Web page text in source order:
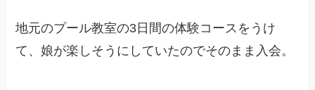
地元のプール教室の3日間の体験コースをうけ
て、娘が楽しそうにしていたのでそのまま入会。